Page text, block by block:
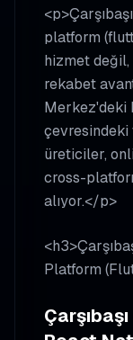
platform
hizmet değil,
rekabet
Merkez'deki
üreticiler,
cross-
alıyor.</p>
Platform